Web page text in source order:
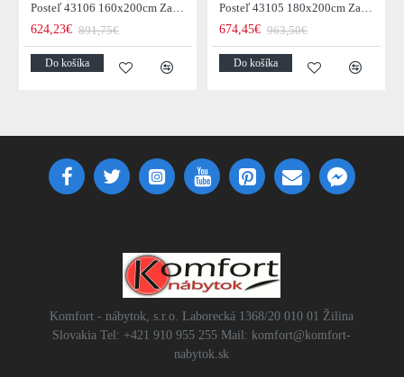
Posteľ 43106 160x200cm Zamat Champagne
624,23€ 891,75€
Do košíka
Posteľ 43105 180x200cm Zamat Champagne
674,45€ 963,50€
Do košíka
Komfort - nábytok, s.r.o. Laborecká 1368/20 010 01 Žilina
Slovakia Tel: +421 910 955 255 Mail: komfort@komfort-
nabytok.sk